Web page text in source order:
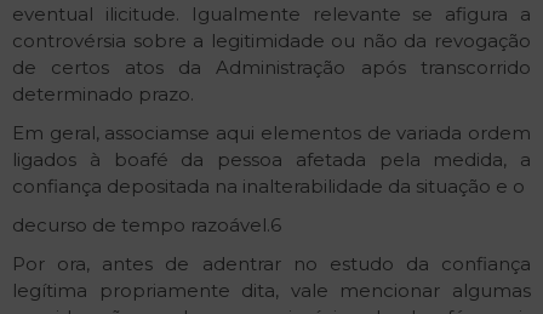
eventual ilicitude. Igualmente relevante se afigura a
controvérsia sobre a legitimidade ou não da revogação
de certos atos da Administração após transcorrido
determinado prazo.
Em geral, associam­se aqui elementos de variada ordem
ligados à boa­fé da pessoa afetada pela medida, a
confiança depositada na inalterabilidade da situação e o
decurso de tempo razoável.6
Por ora, antes de adentrar no estudo da confiança
legítima propriamente dita, vale mencionar algumas